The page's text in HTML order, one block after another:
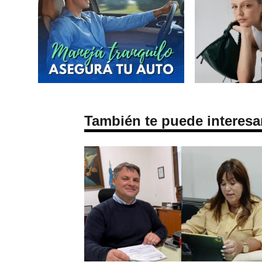
También te puede